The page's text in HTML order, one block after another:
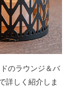
のラウンジ＆バ
詳しく紹介しま